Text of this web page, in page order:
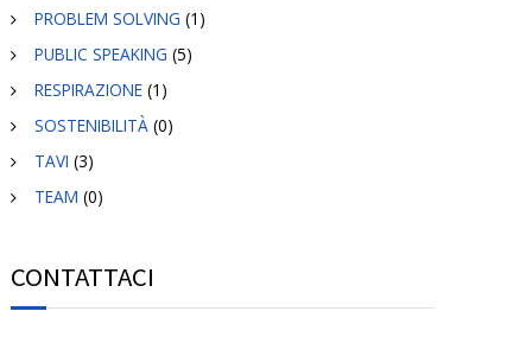
PROBLEM SOLVING (1)
PUBLIC SPEAKING (5)
RESPIRAZIONE(1)
SOSTENIBILITÀ(0)
TAVI (3)
TEAM (0)
CONTATTACI